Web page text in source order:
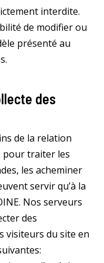
interdite.
de modifier ou
présenté au
des
de la relation
pour traiter les
les acheminer
servir qu’à la
Nos serveurs
des
visiteurs du site en